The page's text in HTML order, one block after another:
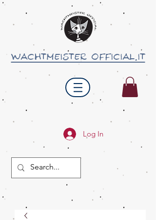
wachtmeister official.it
Log In